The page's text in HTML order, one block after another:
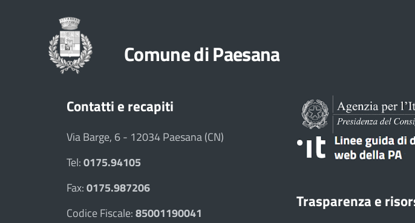
Comune di Paesana
Contatti e recapiti
Via Barge, 6 - 12034 Paesana (CN)
Tel:0175.94105
Fax:0175.987206
Codice Fiscale:85001190041
Trasparenza e